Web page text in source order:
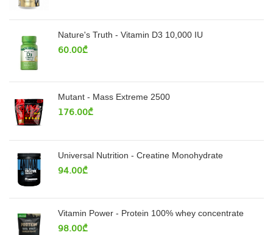
Nature's Truth - Vitamin D3 10,000 IU
60.00₾
Mutant - Mass Extreme 2500
176.00₾
Universal Nutrition - Creatine Monohydrate
94.00₾
Vitamin Power - Protein 100% whey concentrate
98.00₾